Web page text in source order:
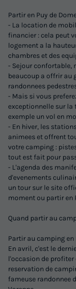
Partir en Puy de
- La location de
financier : cela peut
logement a la
chambres et des
- Sejour confortable,
beaucoup a offrir au
randonnees
- Mais si vous
exceptionnelle sur la
exemple un vol en
- En hiver, les
animees et offrent
votre camping :
tout est fait pour
- L'agenda des
d'evenements
un tour sur le site
moment ou partir en
Quand partir au
Partir au camping en
En avril, c'est le
l'occasion de profiter
reservation de
fameuse randonnee